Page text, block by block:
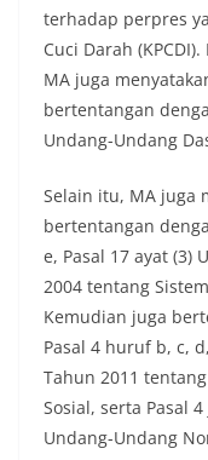
terhadap perpres
Cuci Darah
MA juga
bertentangan
Undang-Undang
Selain itu, MA juga
bertentangan
e, Pasal 17 ayat (3)
2004 tentang
Kemudian juga
Pasal 4 huruf b, c,
Tahun 2011
Sosial, serta Pasal 4
Undang-Undang